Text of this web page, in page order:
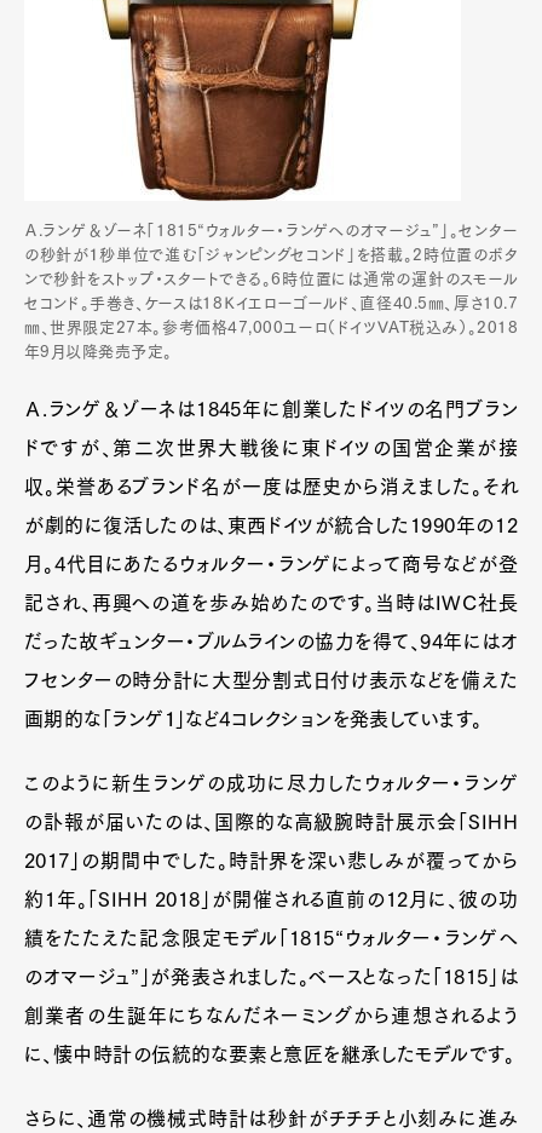
Ａ.ランゲ＆ゾーネ「1815“ウォルター・ランゲへのオマージュ”」。センター
の秒針が１秒単位で進む「ジャンピングセコンド」を搭載。2時位置のボタ
ンで秒針をストップ・スタートできる。6時位置には通常の運針のスモール
セコンド。手巻き、ケースは18Ｋイエローゴールド、直径40.5㎜、厚さ10.7
㎜、世界限定27本。参考価格47,000ユーロ（ドイツVAT税込み）。2018
年9月以降発売予定。
Ａ.ランゲ＆ゾーネは1845年に創業したドイツの名門ブラン
ドですが、第二次世界大戦後に東ドイツの国営企業が接
収。栄誉あるブランド名が一度は歴史から消えました。それ
が劇的に復活したのは、東西ドイツが統合した1990年の12
月。4代目にあたるウォルター・ランゲによって商号などが登
記され、再興への道を歩み始めたのです。当時はIWC社長
だった故ギュンター・ブルムラインの協力を得て、94年にはオ
フセンターの時分計に大型分割式日付け表示などを備えた
画期的な「ランゲ１」など4コレクションを発表しています。
このように新生ランゲの成功に尽力したウォルター・ランゲ
の訃報が届いたのは、国際的な高級腕時計展示会「SIHH
2017」の期間中でした。時計界を深い悲しみが覆ってから
約1年。「SIHH 2018」が開催される直前の12月に、彼の功
績をたたえた記念限定モデル「1815“ウォルター・ランゲへ
のオマージュ”」が発表されました。ベースとなった「1815」は
創業者の生誕年にちなんだネーミングから連想されるよう
に、懐中時計の伝統的な要素と意匠を継承したモデルです。
さらに、通常の機械式時計は秒針がチチチと小刻みに進み